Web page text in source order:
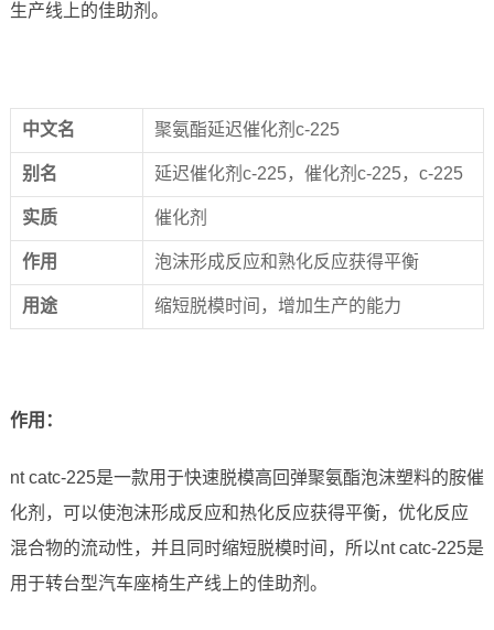
生产线上的佳助剂。
中文名 聚氨酯延迟催化剂c-225
别名 延迟催化剂c-225，催化剂c-225，c-225
实质 催化剂
作用 泡沫形成反应和熟化反应获得平衡
用途 缩短脱模时间，增加生产的能力
作用：
nt catc-225是一款用于快速脱模高回弹聚氨酯泡沫塑料的胺催
化剂，可以使泡沫形成反应和热化反应获得平衡，优化反应
混合物的流动性，并且同时缩短脱模时间，所以nt catc-225是
用于转台型汽车座椅生产线上的佳助剂。